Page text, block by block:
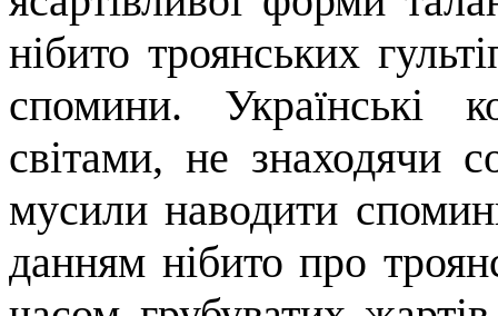
нібито троян­ських
спомини. Українські
світами, не знаходячи
мусили наводити
данням нібито про